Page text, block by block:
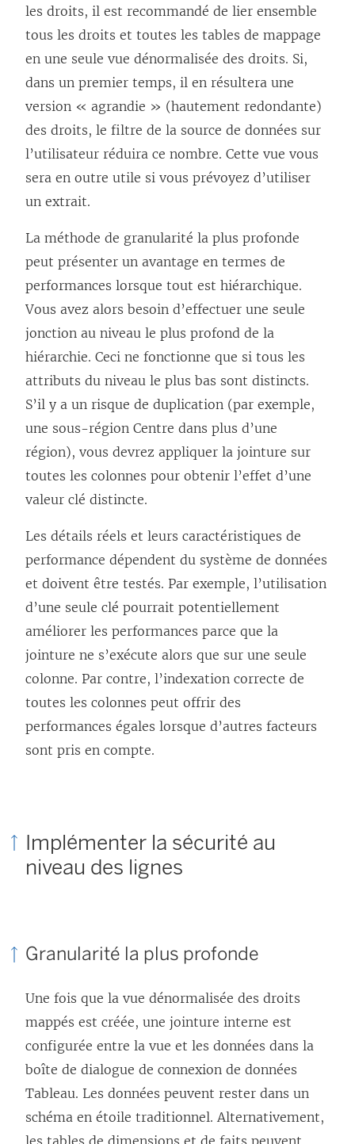
les droits, il est recommandé de lier ensemble
tous les droits et toutes les tables de mappage
en une seule vue dénormalisée des droits. Si,
dans un premier temps, il en résultera une
version « agrandie » (hautement redondante)
des droits, le filtre de la source de données sur
l’utilisateur réduira ce nombre. Cette vue vous
sera en outre utile si vous prévoyez d’utiliser
un extrait.
La méthode de granularité la plus profonde
peut présenter un avantage en termes de
performances lorsque tout est hiérarchique.
Vous avez alors besoin d’effectuer une seule
jonction au niveau le plus profond de la
hiérarchie. Ceci ne fonctionne que si tous les
attributs du niveau le plus bas sont distincts.
S’il y a un risque de duplication (par exemple,
une sous-région Centre dans plus d’une
région), vous devrez appliquer la jointure sur
toutes les colonnes pour obtenir l’effet d’une
valeur clé distincte.
Les détails réels et leurs caractéristiques de
performance dépendent du système de données
et doivent être testés. Par exemple, l’utilisation
d’une seule clé pourrait potentiellement
améliorer les performances parce que la
jointure ne s’exécute alors que sur une seule
colonne. Par contre, l’indexation correcte de
toutes les colonnes peut offrir des
performances égales lorsque d’autres facteurs
sont pris en compte.
Implémenter la sécurité au
niveau des lignes
Granularité la plus profonde
Une fois que la vue dénormalisée des droits
mappés est créée, une jointure interne est
configurée entre la vue et les données dans la
boîte de dialogue de connexion de données
Tableau. Les données peuvent rester dans un
schéma en étoile traditionnel. Alternativement,